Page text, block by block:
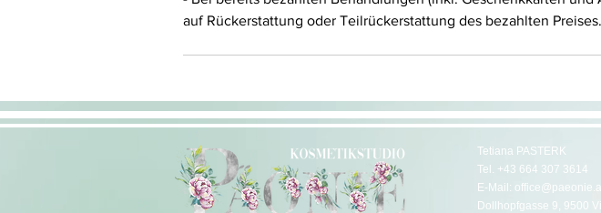
auf Rückerstattung oder Teilrückerstattung des bezahlten Preises.
Tetiana PASTERK
Tel. +43 664 307 3614
E-Mail:
Dollhopfgasse 9, 9500